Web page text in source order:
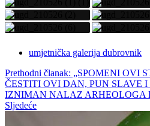
umjetnička galerija dubrovnik
Prethodni članak: „SPOMENI OVI
ČESTITI OVI DAN, PUN SLAVE I
IZNIMAN NALAZ ARHEOLOGA
Sljedeće